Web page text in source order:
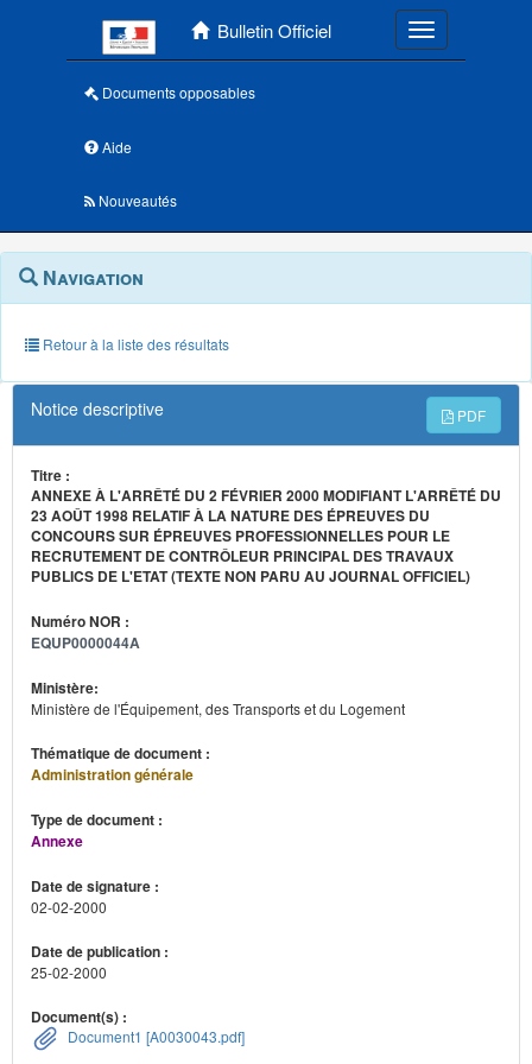
Bulletin Officiel Toggle
Documents opposables
Aide
Nouveautés
Navigation
outils
annexes
Menu
contextuel
Navigation
Retour à la liste des résultats
Notice descriptive PDF
Titre :
ANNEXE À L'ARRÊTÉ DU 2 FÉVRIER 2000 MODIFIANT L'ARRÊTÉ DU
23 AOÛT 1998 RELATIF À LA NATURE DES ÉPREUVES DU
CONCOURS SUR ÉPREUVES PROFESSIONNELLES POUR LE
RECRUTEMENT DE CONTRÔLEUR PRINCIPAL DES TRAVAUX
PUBLICS DE L'ETAT (TEXTE NON PARU AU JOURNAL OFFICIEL)
Numéro NOR :
EQUP0000044A
Ministère:
Ministère de l'Équipement, des Transports et du Logement
Thématique de document :
Administration générale
Type de document :
Annexe
Date de signature :
02-02-2000
Date de publication :
25-02-2000
Document(s) :
Document1 [A0030043.pdf]